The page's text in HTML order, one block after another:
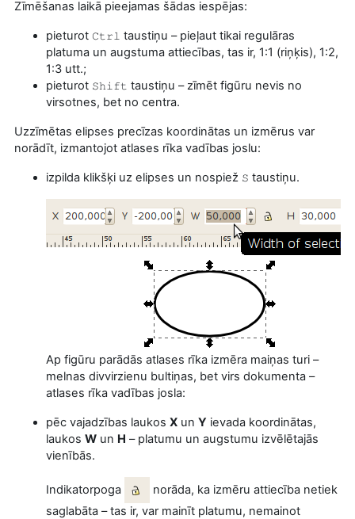
Zīmēšanas laikā pieejamas šādas iespējas:
pieturot Ctrl taustiņu – pieļaut tikai regulāras
platuma un augstuma attiecības, tas ir, 1:1 (riņķis), 1:2,
1:3 utt.;
pieturot Shift taustiņu – zīmēt figūru nevis no
virsotnes, bet no centra.
Uzzīmētas elipses precīzas koordinātas un izmērus var
norādīt, izmantojot atlases rīka vadības joslu:
izpilda klikšķi uz elipses un nospiež S taustiņu.
Ap figūru parādās atlases rīka izmēra maiņas turi –
melnas divvirzienu bultiņas, bet virs dokumenta –
atlases rīka vadības josla:
pēc vajadzības laukos X un Y ievada koordinātas,
laukos W un H – platumu un augstumu izvēlētajās
vienībās.
Indikatorpoga
norāda, ka izmēru attiecība netiek
saglabāta – tas ir, var mainīt platumu, nemainot